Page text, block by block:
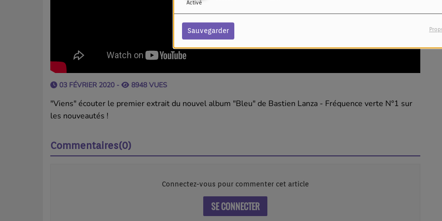
Activé
Sauvegarder
03 FÉVRIER 2020 - 8948 VUES
"Viens" écouter le premier extrait du nouvel album "Bleu" de Bastien Lanza - Fréquence verte N°1 sur
les nouveautés !
Commentaires(0)
Connectez-vous pour commenter cet article
SE CONNECTER